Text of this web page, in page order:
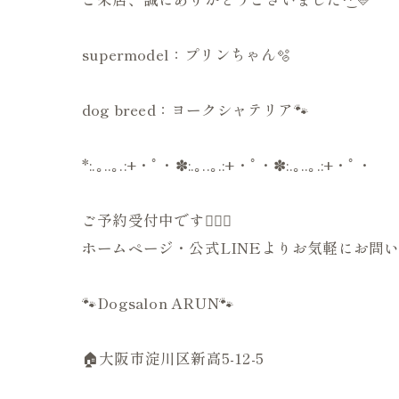
supermodel：プリンちゃん🫧
dog breed：ヨークシャテリア🐾
*:.｡..｡.:+・ﾟ・✽:.｡..｡.:+・ﾟ・✽:.｡..｡.:+・ﾟ・
ご予約受付中です💁🏻‍♀️
ホームページ・公式LINEよりお気軽にお問
🐾Dogsalon ARUN🐾
🏠大阪市淀川区新高5-12-5